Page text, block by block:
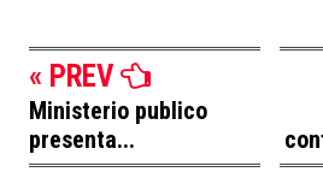
« PREV
Ministerio publico
presenta...